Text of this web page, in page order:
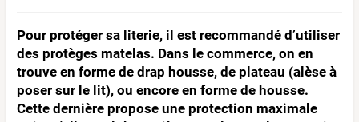
Pour protéger sa literie, il est recommandé d’utiliser
des protèges matelas. Dans le commerce, on en
trouve en forme de drap housse, de plateau (alèse à
poser sur le lit), ou encore en forme de housse.
Cette dernière propose une protection maximale